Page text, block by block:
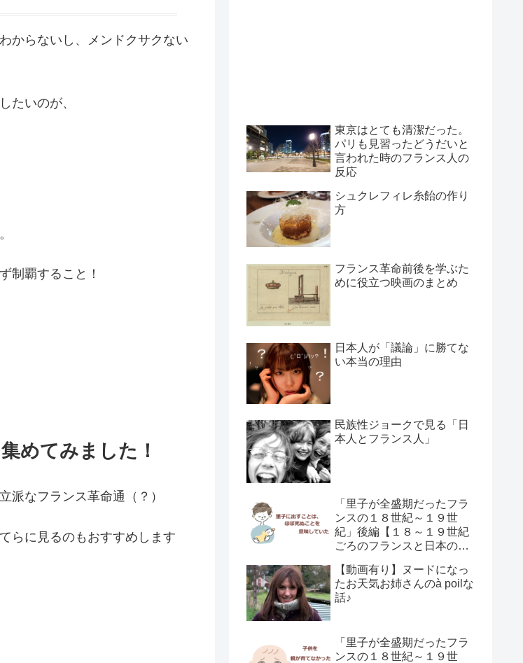
からないし、メンドクサクない
たいのが、
制覇すること！
めてみました！
派なフランス革命通（？）
らに見るのもおすすめします
東京はとても清潔だった。
パリも見習ったどうだいと
言われた時のフランス人の
反応
シュクレフィレ糸飴の作り
方
フランス革命前後を学ぶた
めに役立つ映画のまとめ
日本人が「議論」に勝てな
い本当の理由
民族性ジョークで見る「日
本人とフランス人」
「里子が全盛期だったフラ
ンスの１８世紀～１９世
紀」後編【１８～１９世紀
ごろのフランスと日本の子
【動画有り】ヌードになっ
たお天気お姉さんのà poilな
話♪
「里子が全盛期だったフラ
ンスの１８世紀～１９世